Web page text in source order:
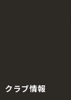
クラブ情報